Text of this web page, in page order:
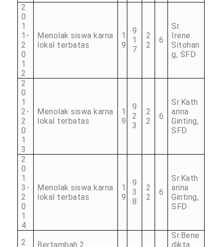
2
0
1
1-
2
0
1
2
Menolak siswa karna
lokal terbatas
1
9
9
1
7
2
2
6
Sr.
Irene
Sitohan
g, SFD
2
0
1
2-
2
0
1
3
Menolak siswa karna
lokal terbatas
1
9
9
2
3
2
2
6
Sr.Kath
arina
Ginting,
SFD
2
0
1
3-
2
0
1
4
Menolak siswa karna
lokal terbatas
1
9
9
3
8
2
2
6
Sr.Kath
arina
Ginting,
SFD
2 Bertambah 2
Sr.Bene
dikta